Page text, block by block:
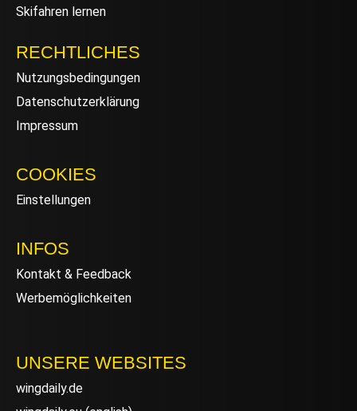
Skifahren lernen
RECHTLICHES
Nutzungsbedingungen
Datenschutzerklärung
Impressum
COOKIES
Einstellungen
INFOS
Kontakt & Feedback
Werbemöglichkeiten
UNSERE WEBSITES
wingdaily.de